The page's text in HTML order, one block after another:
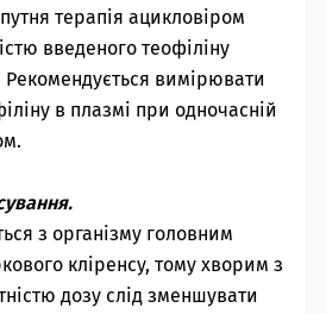
терапія ацикловіром
введеного теофіліну
вимірювати
в плазмі при одночасній
з організму головним
кліренсу, тому хворим з
дозу слід зменшувати